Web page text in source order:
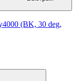
(BK, 30 deg,